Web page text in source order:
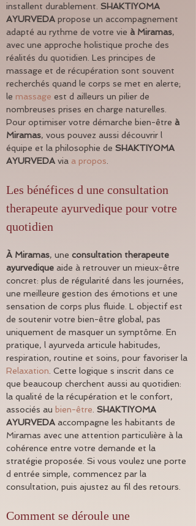
installent durablement. SHAKTIYOMA
AYURVEDA propose un accompagnement
adapté au rythme de votre vie à Miramas,
avec une approche holistique proche des
réalités du quotidien. Les principes de
massage et de récupération sont souvent
recherchés quand le corps se met en alerte;
le massage est d ailleurs un pilier de
nombreuses prises en charge naturelles.
Pour optimiser votre démarche bien-être à
Miramas, vous pouvez aussi découvrir l
équipe et la philosophie de SHAKTIYOMA
AYURVEDA via a propos
Les bénéfices d une consultation
therapeute ayurvedique pour votre
quotidien
À Miramas, une consultation therapeute
ayurvedique aide à retrouver un mieux-être
concret: plus de régularité dans les journées,
une meilleure gestion des émotions et une
sensation de corps plus fluide. L objectif est
de soutenir votre bien-être global, pas
uniquement de masquer un symptôme. En
pratique, l ayurveda articule habitudes,
respiration, routine et soins, pour favoriser la
Relaxation . Cette logique s inscrit dans ce
que beaucoup cherchent aussi au quotidien:
la qualité de la récupération et le confort,
associés au bien-être SHAKTIYOMA
AYURVEDA accompagne les habitants de
Miramas avec une attention particulière à la
cohérence entre votre demande et la
stratégie proposée. Si vous voulez une porte
d entrée simple, commencez par la
consultation, puis ajustez au fil des retours.
Comment se déroule une